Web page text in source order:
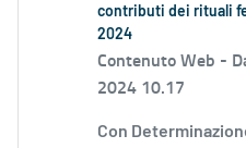
contributi dei rituali
2024
Contenuto Web -
2024 10.17
Con